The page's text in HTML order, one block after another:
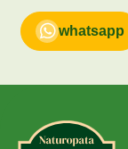
whatsapp